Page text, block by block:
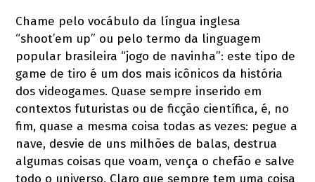
Chame pelo vocábulo da língua inglesa
“shoot’em up” ou pelo termo da linguagem
popular brasileira “jogo de navinha”: este tipo de
game de tiro é um dos mais icônicos da história
dos videogames. Quase sempre inserido em
contextos futuristas ou de ficção científica, é, no
fim, quase a mesma coisa todas as vezes: pegue a
nave, desvie de uns milhões de balas, destrua
algumas coisas que voam, vença o chefão e salve
todo o universo. Claro que sempre tem uma coisa